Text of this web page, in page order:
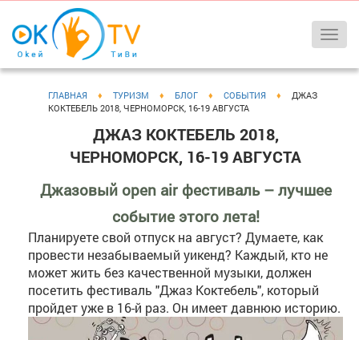
ГЛАВНАЯ ♦ ТУРИЗМ ♦ БЛОГ ♦ СОБЫТИЯ ♦
ДЖАЗ
КОКТЕБЕЛЬ 2018, ЧЕРНОМОРСК, 16-19 АВГУСТА
ДЖАЗ КОКТЕБЕЛЬ 2018,
ЧЕРНОМОРСК, 16-19 АВГУСТА
Джазовый open air фестиваль – лучшее
событие этого лета!
Планируете свой отпуск на август? Думаете, как
провести незабываемый уикенд? Каждый, кто не
может жить без качественной музыки, должен
посетить фестиваль "Джаз Коктебель", который
пройдет уже в 16-й раз. Он имеет давнюю историю.